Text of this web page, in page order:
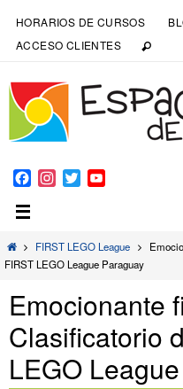
HORARIOS DE CURSOS
ACCESO CLIENTES
Facebook
Instagram
Twitter
FIRST LEGO League
FIRST LEGO League Paraguay
Emocionante
Clasificatorio
LEGO